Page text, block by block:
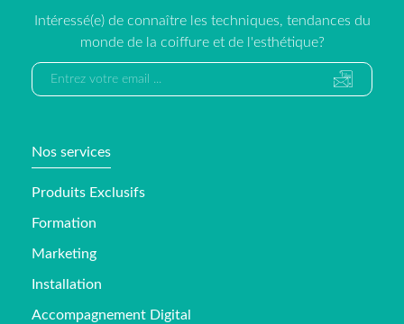
Intéressé(e) de connaître les techniques, tendances du
monde de la coiffure et de l'esthétique?
Nos services
Produits Exclusifs
Formation
Marketing
Installation
Accompagnement Digital